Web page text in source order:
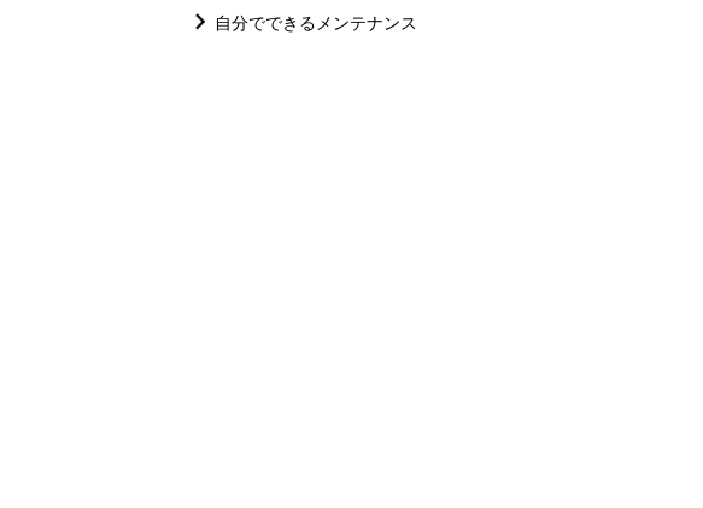
自分でできるメンテナンス